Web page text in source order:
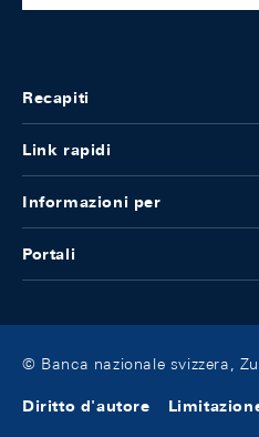
Recapiti
Link rapidi
Informazioni per
Portali
© Banca nazionale svizzera,
Diritto d'autore